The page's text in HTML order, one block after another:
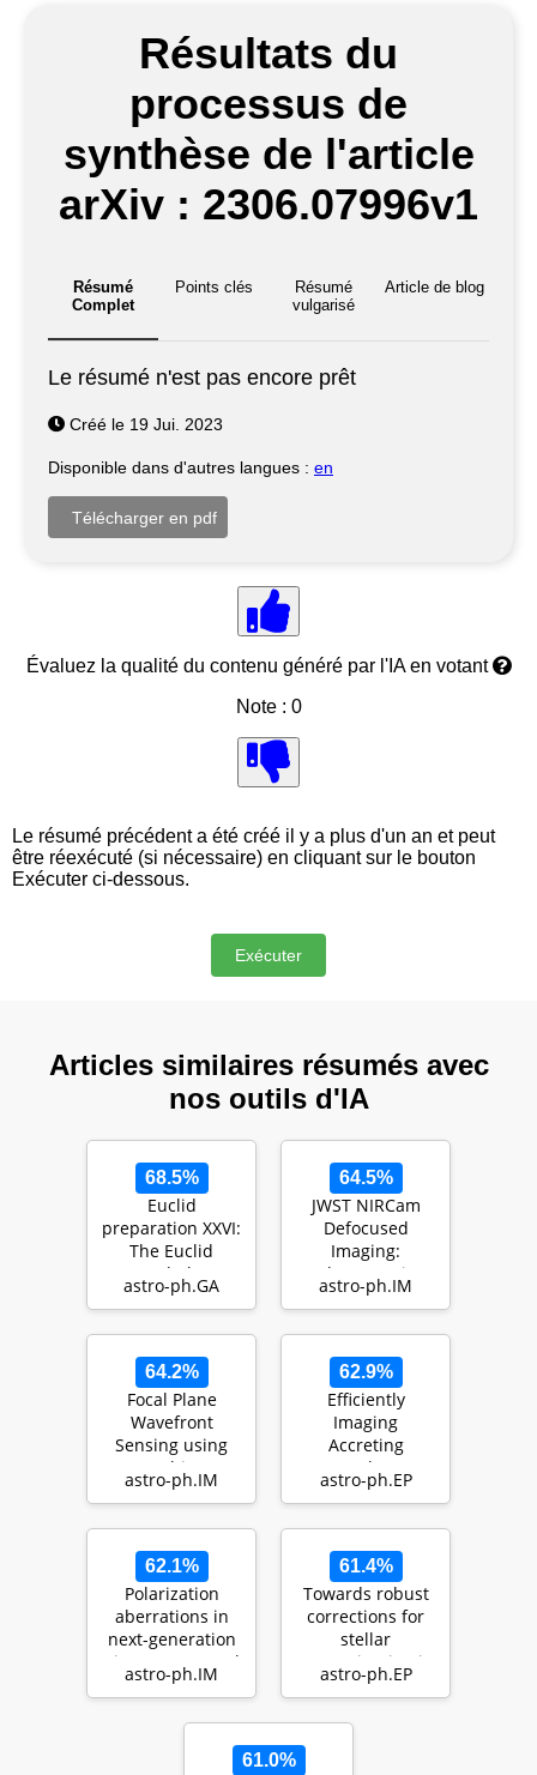
Résultats du
processus de
synthèse de l'article
arXiv : 2306.07996v1
Résumé
Complet
Points clés
Résumé
vulgarisé
Article de blog
Le résumé n'est pas encore prêt
Créé le 19 Jui. 2023
Disponible dans d'autres langues : en
Évaluez la qualité du contenu généré par l'IA en votant
Note : 0
Le résumé précédent a été créé il y a plus d'un an et peut
être réexécuté (si nécessaire) en cliquant sur le bouton
Exécuter ci-dessous.
Articles similaires résumés avec
nos outils d'IA
68.5%
Euclid
preparation XXVI:
The Euclid
Morphology
Challenge.
structural …
astro-ph.GA
64.5%
JWST NIRCam
Defocused
Imaging:
Photometric
Stability
How it C…
astro-ph.IM
64.2%
Focal Plane
Wavefront
Sensing using
Machine
Learning:
Convolut…
astro-ph.IM
62.9%
Efficiently
Imaging
Accreting
Protoplanets
from Space:
Differe…
astro-ph.EP
62.1%
Polarization
aberrations in
next-generation
giant segmented
mirror
astro-ph.IM
61.4%
Towards robust
corrections for
stellar
contamination in
JWST exoplanet
astro-ph.EP
61.0%